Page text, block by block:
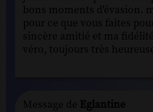
bons moments d'évasion.
pour ce que vous faites
sincère amitié et ma
véro, toujours très
Message de Eglantine